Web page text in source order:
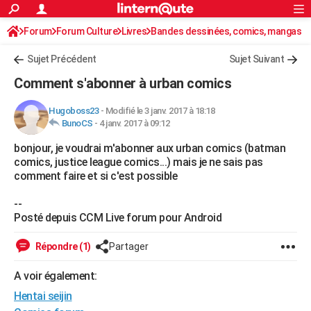
ACTUALITÉS
Politique
Société
Faits Divers
Education
Monde
Villes
+
FINANCE
Retraite
Impôts
Epargne
Immobilier
Risques naturels par ville
Banque
Assurance
Crédit
AUTO
Essais
Réserver un essai
Citadines
Berlines
SUV
Forum auto
+HIGH-TECH
Mobiles
Meilleur smartphone
Internet
Ordinateurs
Jeux vidéo
Guide high-tech
+
Forum
Aménagement intérieur
Extérieur
Cuisine
Salle de bains
Jardinage
Rangement
WEEK-END
Guides de France
Escapades
Patrimoine
Expositions
Musées
Week-end nature
LIFESTYLE
SANTE
Alimentation
Guide de la santé
Maladies
Médicaments
Sommeil
VOYAGE
Rechercher
S'inscrire
Connexion
Forum Forum Culture Livres Bandes dessinées, comics, mangas
Sujet Précédent Sujet Suivant
Comment s'abonner à urban comics
Hugoboss23- Modifié le 3 janv. 2017 à 18:18
BunoCS - 4 janv. 2017 à 09:12
bonjour, je voudrai m'abonner aux urban comics (batman
comics, justice league comics...) mais je ne sais pas
comment faire et si c'est possible
--
Posté depuis CCM Live forum pour Android
Répondre (1) Partager
A voir également:
Hentai seijin